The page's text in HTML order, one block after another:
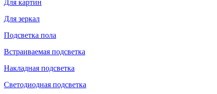
Для картин
Для зеркал
Подсветка пола
Встраиваемая подсветка
Накладная подсветка
Светодиодная подсветка